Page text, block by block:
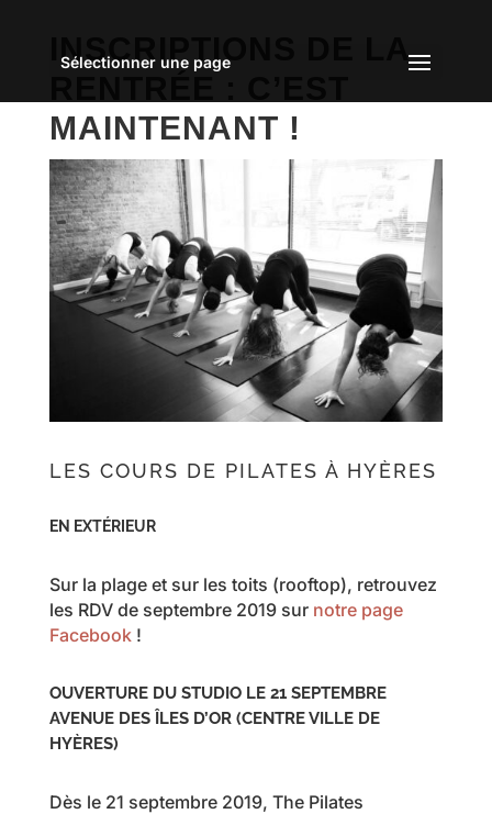
Sélectionner une page
INSCRIPTIONS DE LA
MAINTENANT !
LES COURS DE PILATES À HYÈRES
EN EXTÉRIEUR
Sur la plage et sur les toits (rooftop), retrouvez
les RDV de septembre 2019 sur notre page
Facebook!
OUVERTURE DU STUDIO LE 21 SEPTEMBRE
AVENUE DES ÎLES D’OR (CENTRE VILLE DE
HYÈRES)
Dès le 21 septembre 2019, The Pilates